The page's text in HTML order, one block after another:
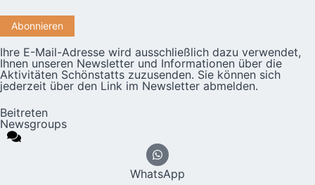
Ihre E-Mail-Adresse wird ausschließlich dazu verwendet,
Ihnen unseren Newsletter und Informationen über die
Aktivitäten Schönstatts zuzusenden. Sie können sich
jederzeit über den Link im Newsletter abmelden.
Beitreten
Newsgroups
WhatsApp